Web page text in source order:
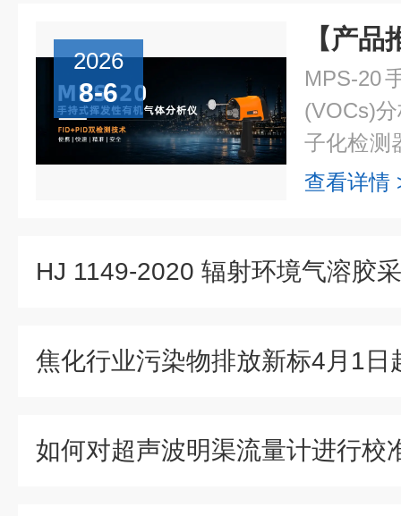
2026
8-6
MPS-20
(VOCs)
子化检测
(PID)的
查看详情
HJ 1149-2020 辐射环境气溶胶
如何对超声波明渠流量计进行校